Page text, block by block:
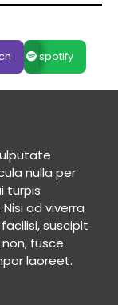
spotify
nulla per
turpis
ad viverra
suscipit
fusce
laoreet.